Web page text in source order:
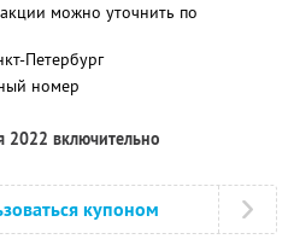
можно уточнить по
Петербург
номер
2022 включительно
купоном